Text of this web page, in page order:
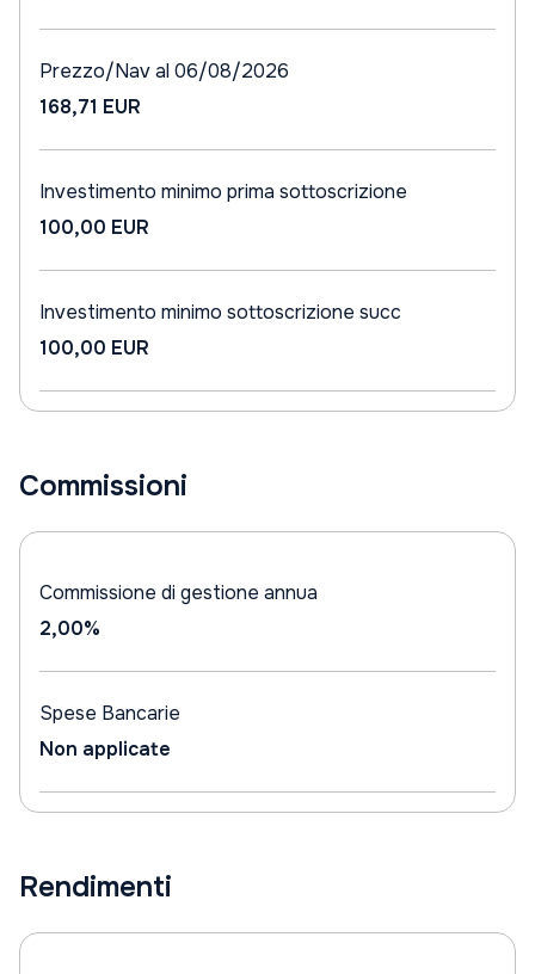
Prezzo/Nav al 06/08/2026
168,71 EUR
Investimento minimo prima sottoscrizione
100,00 EUR
Investimento minimo sottoscrizione succ
100,00 EUR
Commissioni
Commissione di gestione annua
2,00%
Spese Bancarie
Non applicate
Rendimenti